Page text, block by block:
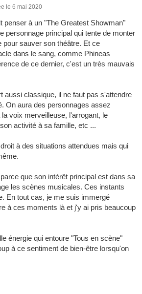
le 6 mai 2020
penser à un "The Greatest Showman"
personnage principal qui tente de monter
pour sauver son théâtre. Et ce
dans le sang, comme Phineas
de ce dernier, c'est un très mauvais
aussi classique, il ne faut pas s'attendre
On aura des personnages assez
voix merveilleuse, l'arrogant, le
activité à sa famille, etc ...
à des situations attendues mais qui
que son intérêt principal est dans sa
les scènes musicales. Ces instants
En tout cas, je me suis immergé
à ces moments là et j'y ai pris beaucoup
énergie qui entoure "Tous en scène"
à ce sentiment de bien-être lorsqu'on